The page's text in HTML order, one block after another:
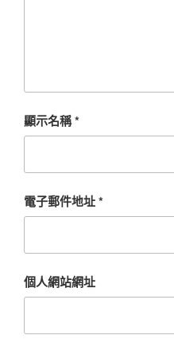
顯示名稱*
電子郵件地址*
個人網站網址